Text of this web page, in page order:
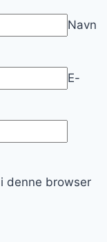
Navn
E-
denne browser